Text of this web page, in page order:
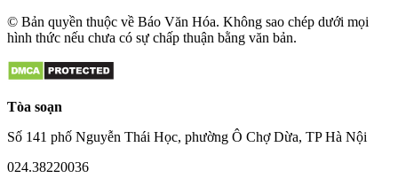
© Bản quyền thuộc về Báo Văn Hóa. Không sao chép dưới mọi
hình thức nếu chưa có sự chấp thuận bằng văn bản.
Tòa soạn
Số 141 phố Nguyễn Thái Học, phường Ô Chợ Dừa, TP Hà Nội
024.38220036